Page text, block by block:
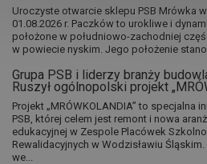
Uroczyste otwarcie sklepu PSB Mrówka
01.08.2026 r. Paczków to urokliwe i
położone w południowo-zachodniej
w powiecie nyskim. Jego położenie
Grupa PSB i liderzy branży
Ruszył ogólnopolski projekt
Projekt „MRÓWKOLANDIA” to specjalna
PSB, której celem jest remont i nowa
edukacyjnej w Zespole Placówek
Rewalidacyjnych w Wodzisławiu
we...